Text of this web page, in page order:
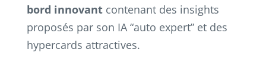
bord innovantcontenant des insights
proposés par son IA “auto expert” et des
hypercards attractives.